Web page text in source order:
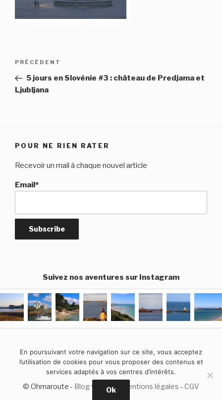
Navigation
l’article
Article
précédent
PRÉCÉDENT
5 jours en Slovénie #3 : château de Predjama et
Ljubljana
POUR NE RIEN RATER
Recevoir un mail à chaque nouvel article
Email*
Suivez nos aventures sur Instagram
© Ohmaroute - Blog voyage Mentions légales - CGV
En poursuivant votre navigation sur ce site, vous acceptez
l’utilisation de cookies pour vous proposer des contenus et
services adaptés à vos centres d’intérêts.
Ok